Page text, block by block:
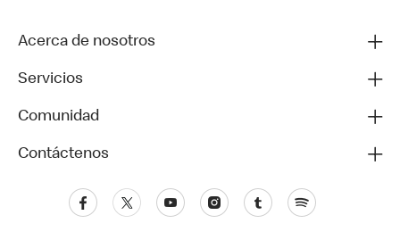
Acerca de nosotros
Servicios
Comunidad
Contáctenos